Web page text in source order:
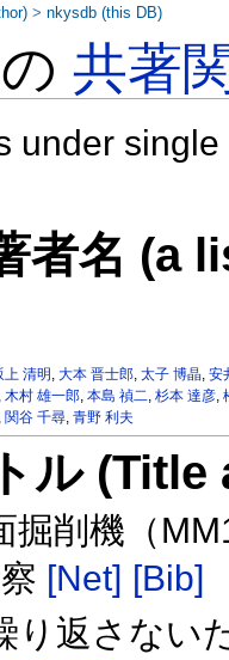
の共著
under
者名 (a
上 清明 ,大本 晋士郎,太子 博晶,安
木村 雄一郎, 本島 禎二, 杉本 達彦,
関谷 千尋, 青野 利夫
ル
掘削機（
[Net] [Bib]
り返さない
>nkysdb (this DB)